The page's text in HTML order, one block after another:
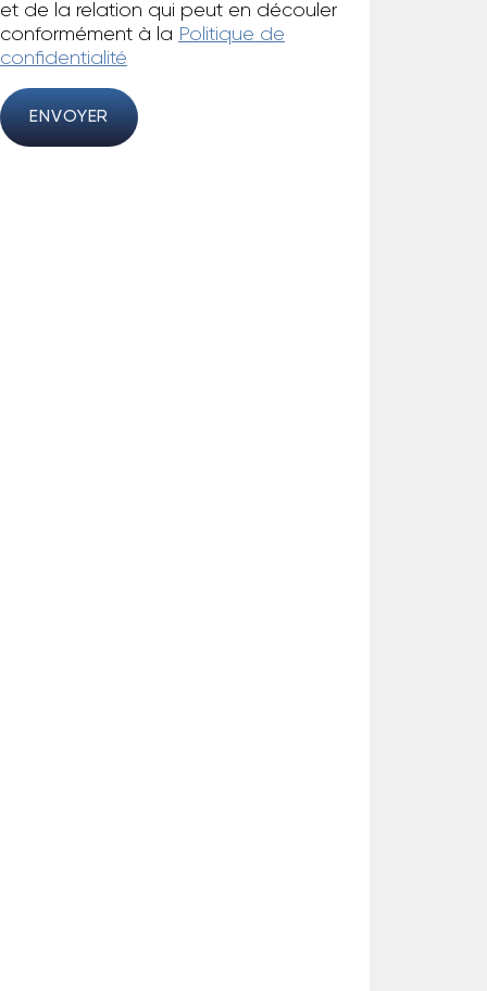
et de la relation qui peut en découler
conformément à la Politique de
confidentialité
ENVOYER